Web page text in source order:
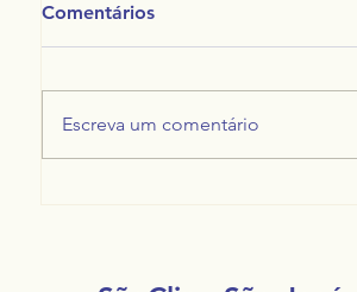
Comentários
Escreva um comentário